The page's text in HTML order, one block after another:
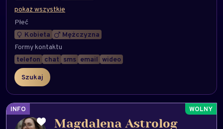
pokaż wszystkie
Płeć
Kobieta
Mężczyzna
Formy kontaktu
telefon chat sms email wideo
INFO
Magdalena Astrolog